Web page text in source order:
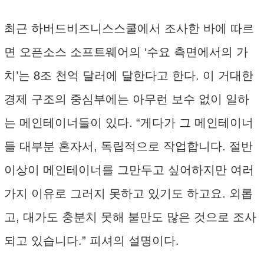
최근 하버드비즈니스스쿨에서 조사한 바에 따르
면 오픈소스 소프트웨어의 ‘수요 측면에서의 가
치’는 8조 천억 달러에 달한다고 한다. 이 거대한
경제 구조의 중심부에는 아무런 보수 없이 일하
는 메인테이너들이 있다. “게다가 그 메인테이너
들 대부분 혼자서, 독립적으로 작업합니다. 절반
이상이 메인테이너를 그만두고 싶어하지만 여러
가지 이유로 그러지 못하고 있기도 하고요. 외롭
고, 대가도 충분치 못해 불만도 많은 것으로 조사
되고 있습니다.” 피셔의 설명이다.